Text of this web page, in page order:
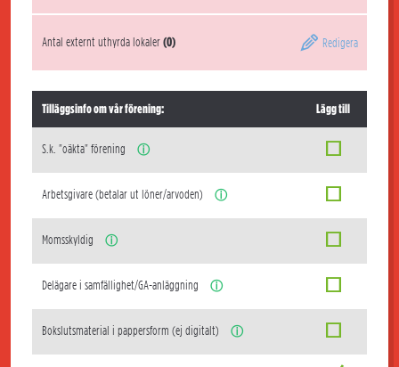
Antal externt uthyrda lokaler(0) Redigera
Tilläggsinfo om vår förening: Lägg till
S.k. "oäkta" förening ⓘ
Arbetsgivare (betalar ut löner/arvoden) ⓘ
Momsskyldig ⓘ
Delägare i samfällighet/GA-anläggning ⓘ
Bokslutsmaterial i pappersform (ej digitalt) ⓘ